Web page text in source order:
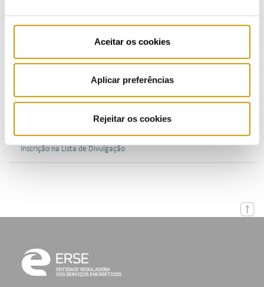
Aceitar os cookies
Aplicar preferências
Rejeitar os cookies
Apresentações
Eventos
Inscrição na Lista de Divulgação